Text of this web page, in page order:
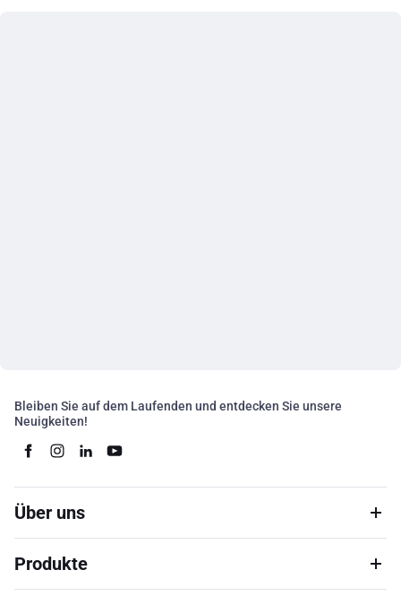
Bleiben Sie auf dem Laufenden und entdecken Sie unsere
Neuigkeiten!
Über uns
Produkte